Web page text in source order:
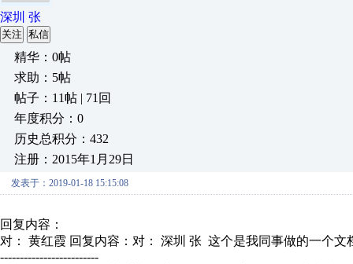
深圳 张
关注 私信
精华：0帖
求助：5帖
帖子：11帖 | 71回
年度积分：0
历史总积分：432
注册：2015年1月29日
发表于：2019-01-18 15:15:08
回复内容：
对： 黄红霞 回复内容：对： 深圳 张 这个是我同事做的一个文
-------------------------